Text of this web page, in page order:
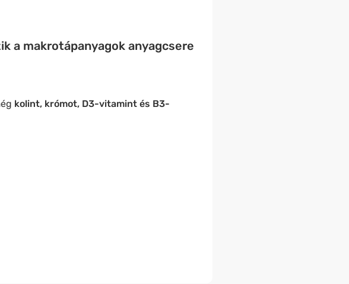
a makrotápanyagok anyagcsere
kolint, krómot, D3-vitamint és B3-